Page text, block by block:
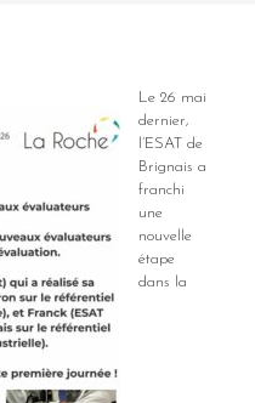
Le 26 mai
dernier,
l’ESAT de
Brignais a
franchi
une
nouvelle
étape
dans la